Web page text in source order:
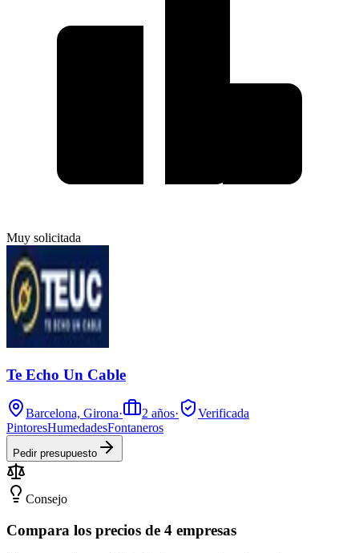
Muy solicitada
Te Echo Un Cable
Barcelona, Girona· 2 años·
Verificada
PintoresHumedadesFontaneros
Pedir presupuesto
Consejo
Compara los precios de 4 empresas